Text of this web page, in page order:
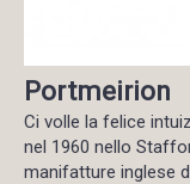
Portmeirion
Ci volle la felice
nel 1960 nello
manifatture inglese